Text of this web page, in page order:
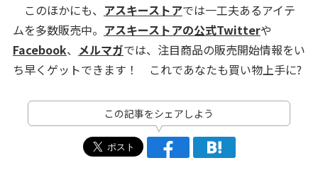
このほかにも、 アスキーストアでは一工夫あるアイテ
ムを多数販売中。 アスキーストアの公式Twitterや
Facebook、 メルマガでは、注目商品の販売開始情報をい
ち早くゲットできます！ これであなたも買い物上手に?
この記事をシェアしよう